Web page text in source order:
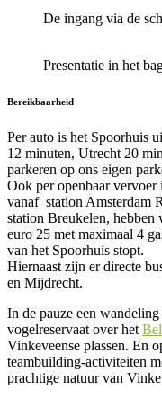
De ingang via de
Presentatie in het
Bereikbaarheid
Per auto is het Spoorhuis
12 minuten, Utrecht 20
parkeren op ons eigen
Ook per openbaar vervoer
vanaf station Amsterdam
station Breukelen,
euro 25 met maximaal 4
van het Spoorhuis stopt.
Hiernaast zijn er directe
en Mijdrecht.
In de pauze een
vogelreservaat over het
Vinkeveense plassen. En
teambuilding-activiteiten
prachtige natuur van